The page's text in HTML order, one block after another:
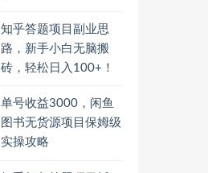
知乎答题项目副业思
路，新手小白无脑搬
砖，轻松日入100+！
单号收益3000，闲鱼
图书无货源项目保姆级
实操攻略